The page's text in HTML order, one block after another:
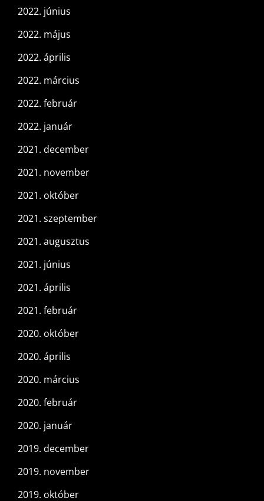
2022. június
2022. május
2022. április
2022. március
2022. február
2022. január
2021. december
2021. november
2021. október
2021. szeptember
2021. augusztus
2021. június
2021. április
2021. február
2020. október
2020. április
2020. március
2020. február
2020. január
2019. december
2019. november
2019. október